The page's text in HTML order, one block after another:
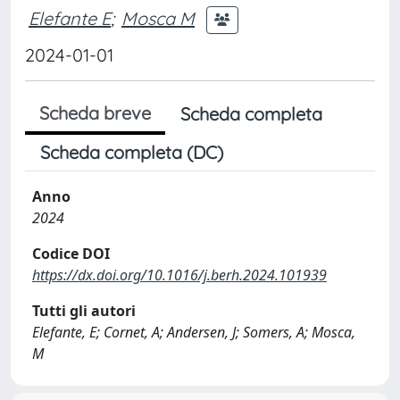
Elefante E; Mosca M
2024-01-01
Scheda breve
Scheda completa
Scheda completa (DC)
Anno
2024
Codice DOI
https://dx.doi.org/10.1016/j.berh.2024.101939
Tutti gli autori
Elefante, E; Cornet, A; Andersen, J; Somers, A; Mosca,
M